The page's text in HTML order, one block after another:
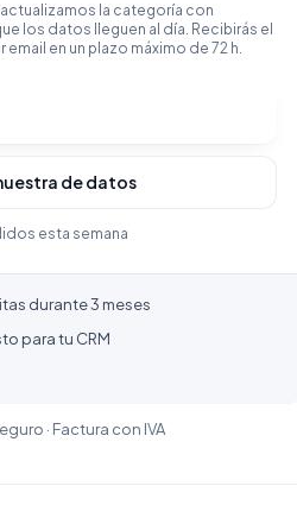
la categoría con
los datos lleguen al día. Recibirás el
en un plazo máximo de 72 h.
de datos
esta semana
durante 3 meses
para tu CRM
· Factura con IVA